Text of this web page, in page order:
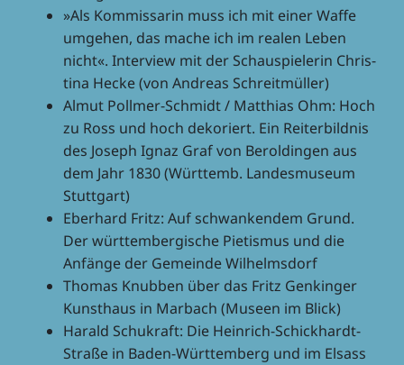
»Als Kommis­sa­rin muss ich mit einer Waffe
umge­hen, das mache ich im realen Leben
nicht«. Inter­view mit der Schau­spie­le­rin Chris­
tina Hecke (von Andreas Schreitmüller)
Almut Poll­mer-Schmidt / Matthias Ohm: Hoch
zu Ross und hoch deko­riert. Ein Reiter­bild­nis
des Joseph Ignaz Graf von Berol­din­gen aus
dem Jahr 1830 (Würt­temb. Landes­mu­seum
Stuttgart)
Eber­hard Fritz: Auf schwan­ken­dem Grund.
Der würt­tem­ber­gi­sche Pietis­mus und die
Anfänge der Gemeinde Wilhelmsdorf
Thomas Knub­ben über das Fritz Genkinger
Kunst­haus in Marbach (Museen im Blick)
Harald Schu­kraft: Die Hein­rich-Schick­hardt-
Straße in Baden-Würt­tem­berg und im Elsass